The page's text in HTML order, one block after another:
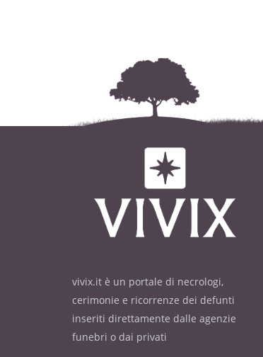
vivix.it è un portale di necrologi,
cerimonie e ricorrenze dei defunti
inseriti direttamente dalle agenzie
funebri o dai privati